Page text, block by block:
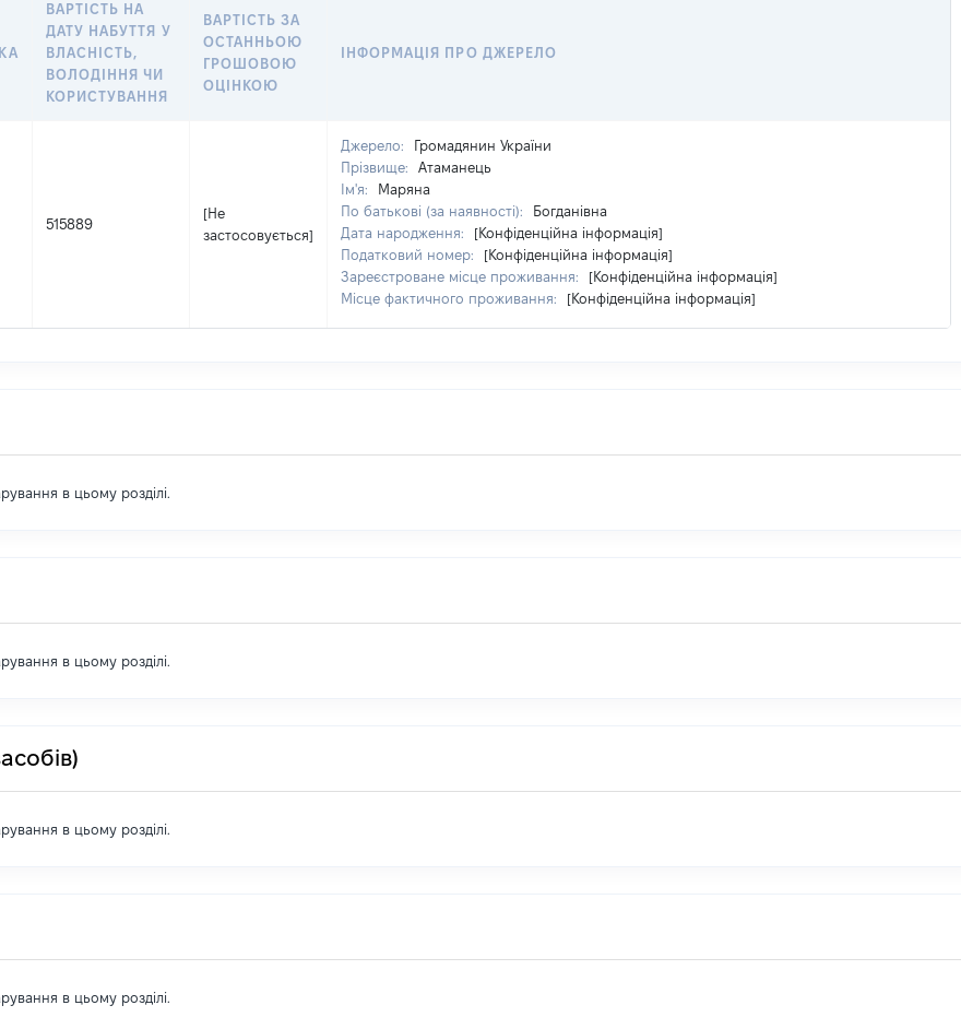
ВАРТІСТЬ НА
ДАТУ НАБУТТЯ У
ВЛАСНІСТЬ,
ВОЛОДІННЯ ЧИ
КОРИСТУВАННЯ
ВАРТІСТЬ ЗА
ОСТАННЬОЮ
ГРОШОВОЮ
ОЦІНКОЮ
ІНФОРМАЦІЯ ПРО ДЖЕРЕЛО
515889
[Не
застосовується]
Джерело:
Громадянин України
Прізвище:
Атаманець
Ім'я:
Маряна
По батькові (за наявності):
Богданівна
Дата народження:
[Конфіденційна інформація]
Податковий номер:
[Конфіденційна інформація]
Зареєстроване місце проживання:
[Конфіденційна інформація]
Місце фактичного проживання:
[Конфіденційна інформація]
в цьому розділі.
в цьому розділі.
в цьому розділі.
в цьому розділі.